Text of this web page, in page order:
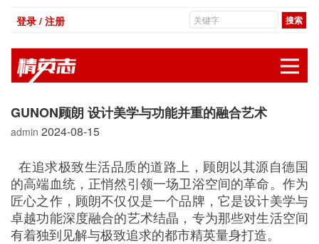
登录 / 注册
GUNON顾朗 设计美学与功能并重的融合艺术
admin 2024-08-15
在追求极致生活品质的道路上，顾朗以其源自德国
的高端血统，正悄然引领一场卫浴空间的革命。作为
匠心之作，顾朗不仅仅是一个品牌，它是设计美学与
卓越功能深度融合的艺术结晶，专为那些对生活空间
有着独到见解与极致追求的都市精英量身打造。